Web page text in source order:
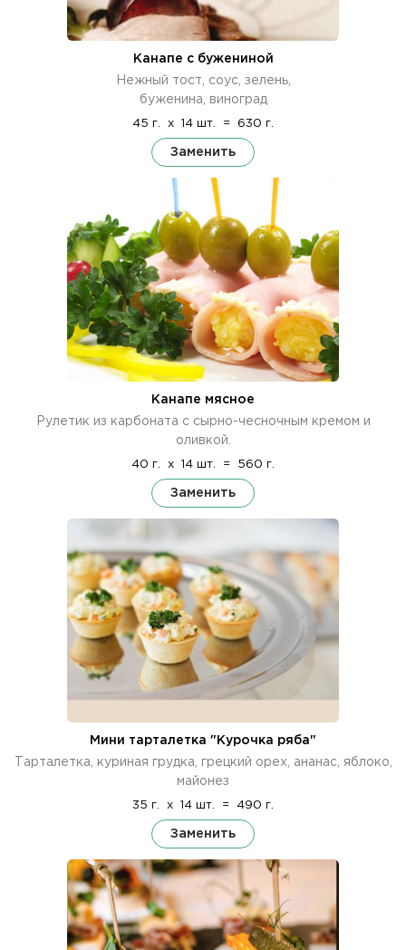
Канапе с бужениной
Нежный тост, соус, зелень,
буженина, виноград
45 г. x 14 шт. = 630 г.
Заменить
Канапе мясное
Рулетик из карбоната с сырно-чесночным кремом и
оливкой.
40 г. x 14 шт. = 560 г.
Заменить
Мини тарталетка "Курочка ряба"
Тарталетка, куриная грудка, грецкий орех, ананас, яблоко,
майонез
35 г. x 14 шт. = 490 г.
Заменить